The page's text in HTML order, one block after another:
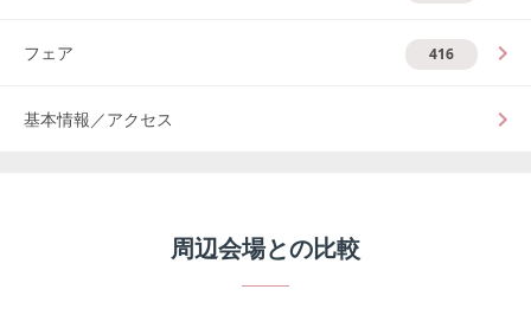
フェア 416
基本情報／アクセス
周辺会場との比較